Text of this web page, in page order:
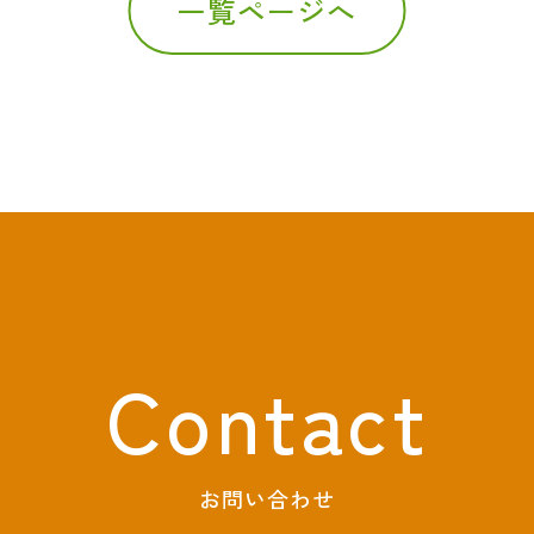
一覧ページへ
Contact
お問い合わせ